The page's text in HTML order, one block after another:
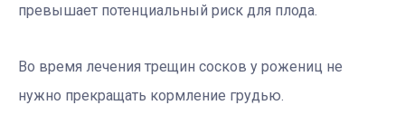
превышает потенциальный риск для плода.
Во время лечения трещин сосков у рожениц не
нужно прекращать кормление грудью.